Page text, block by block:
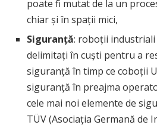
poate fi mutat de la un
chiar și în spații mici,
Siguranță: roboții industriali
delimitați în cuști pentru a
siguranță în timp ce coboții
siguranță în preajma
cele mai noi elemente de
TÜV (Asociația Germană de